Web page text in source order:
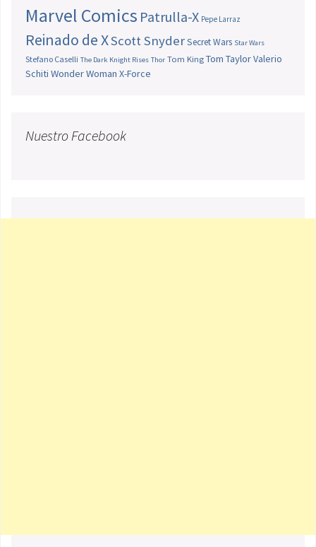
Marvel Comics Patrulla-X Pepe Larraz
Reinado de XScott SnyderSecret Wars Star Wars
Stefano Caselli The Dark Knight Rises Thor Tom King Tom TaylorValerio
Schiti Wonder Woman X-Force
Nuestro Facebook